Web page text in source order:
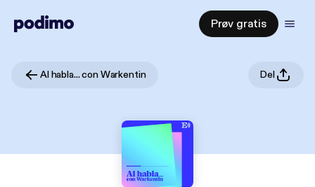
Prøv gratis
Al habla... con Warkentin Del